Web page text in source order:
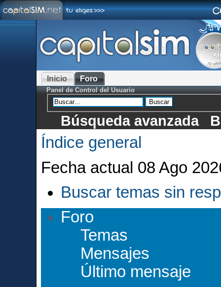
Inicio Foro
Panel de Control del Usuario
Búsqueda avanzada
Índice general
Fecha actual 08 Ago
Buscar temas sin
Foro
Temas
Mensajes
Último mensaje